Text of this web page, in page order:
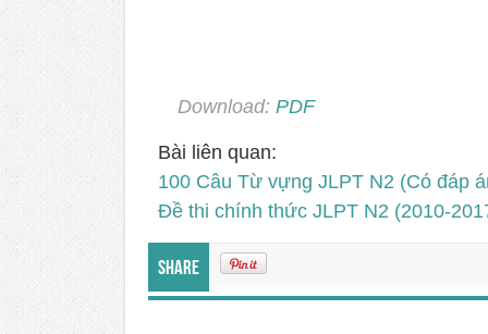
Download: PDF
Bài liên quan:
100 Câu Từ vựng JLPT N2 (Có đáp
Đề thi chính thức JLPT N2 (2010-
Share